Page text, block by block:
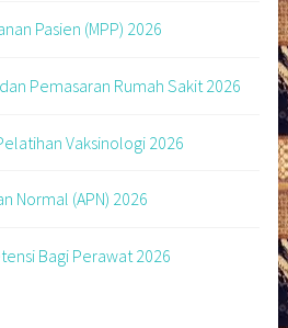
Pasien (MPP) 2026
Pemasaran Rumah Sakit 2026
Vaksinologi 2026
Normal (APN) 2026
Bagi Perawat 2026